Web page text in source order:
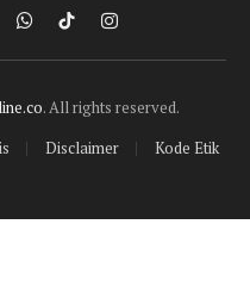
WhatsApp
TikTokInstagram
. All rights reserved.
Disclaimer Kode Etik